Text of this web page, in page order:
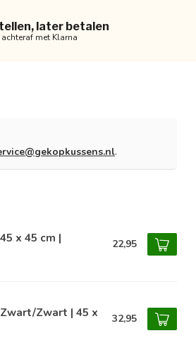
later betalen
met Klarna
.
x 45 cm | 22,95
Zwart | 45 x 32,95